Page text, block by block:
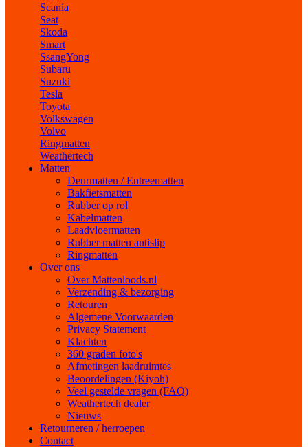
Scania
Seat
Skoda
Smart
SsangYong
Subaru
Suzuki
Tesla
Toyota
Volkswagen
Volvo
Ringmatten
Weathertech
Matten
Deurmatten / Entreematten
Bakfietsmatten
Rubber op rol
Kabelmatten
Laadvloermatten
Rubber matten antislip
Ringmatten
Over ons
Over Mattenloods.nl
Verzending & bezorging
Retouren
Algemene Voorwaarden
Privacy Statement
Klachten
360 graden foto's
Afmetingen laadruimtes
Beoordelingen (Kiyoh)
Veel gestelde vragen (FAQ)
Weathertech dealer
Nieuws
Retourneren / herroepen
Contact